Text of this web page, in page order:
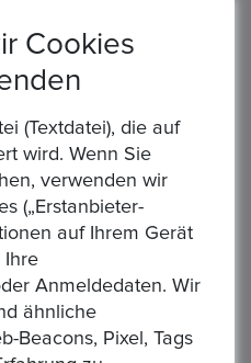
, Paypal
Geschäftsbedingungen,
Produkte
Cookies
(Textdatei), die auf
wird. Wenn Sie
verwenden wir
(„Erstanbieter-
auf Ihrem Gerät
Ihre
Anmeldedaten. Wir
ähnliche
Beacons, Pixel, Tags